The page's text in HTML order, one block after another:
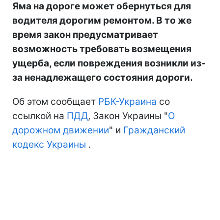
Яма на дороге может обернуться для
водителя дорогим ремонтом. В то же
время закон предусматривает
возможность требовать возмещения
ущерба, если повреждения возникли из-
за ненадлежащего состояния дороги.
Об этом сообщает РБК-Украина со
ссылкой на ПДД, Закон Украины "О
дорожном движении" и Гражданский
кодекс Украины .